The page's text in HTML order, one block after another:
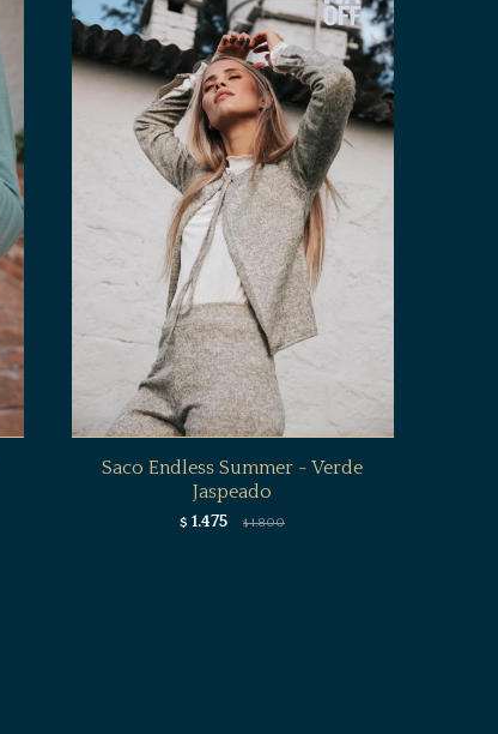
Saco Endless Summer - Verde
Jaspeado
$ 1.475 $ 1.800